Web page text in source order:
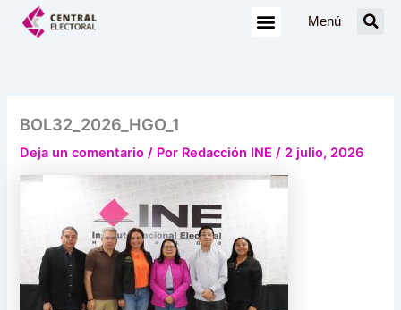
Menú
BOL32_2026_HGO_1
Deja un comentario / Por Redacción INE/ 2 julio, 2026